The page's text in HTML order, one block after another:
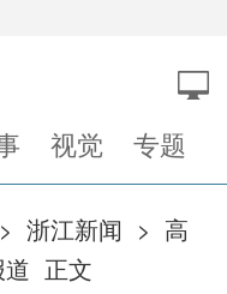
视觉 专题
> 浙江新闻 > 高
正文